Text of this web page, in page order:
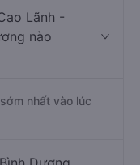
Lãnh -
nào
nhất vào lúc